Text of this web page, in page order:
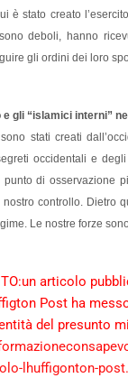
è stato creato
deboli, hanno
gli ordini dei loro
gli “islamici interni”
stati creati
occidentali e
punto di osservazione
controllo. Dietro
Le nostre forze
articolo
Post ha
del presunto
lhuffigonton-